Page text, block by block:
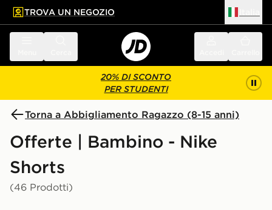
principale
a fondo pagina
TROVA UN NEGOZIO
20% DI SCONTO
PER STUDENTI
Torna a Abbigliamento Ragazzo (8-15 anni)
Offerte | Bambino - Nike
Shorts
(46 Prodotti)